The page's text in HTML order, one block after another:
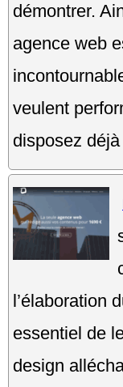
démontrer.
agence web
veulent
disposez déjà
l’élaboration
essentiel de
design